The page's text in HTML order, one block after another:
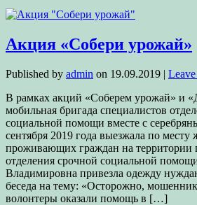
Акция «Собери урожай»
Published by admin on 19.09.2019 | Leave
В рамках акций «Соберем урожай» и
мобильная бригада специалистов
социальной помощи вместе с
сентября 2019 года выезжала по месту
проживающих граждан на территории
отделения срочной социальной
Владимировна привезла одежду
беседа на тему: «Осторожно,
волонтеры оказали помощь в […]